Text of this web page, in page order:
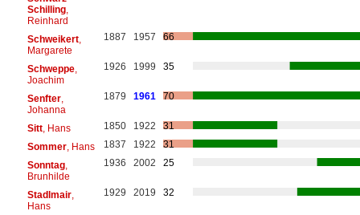
Schilling,
Reinhard
Schweikert,
Margarete
1887 1957 66
Schweppe,
Joachim
1926 1999 35
Senfter,
Johanna
1879 1961 70
Sitt, Hans 1850 1922
31
Sommer, Hans 1837 1922
31
Sonntag,
Brunhilde
1936 2002 25
Stadlmair,
Hans
1929 2019 32